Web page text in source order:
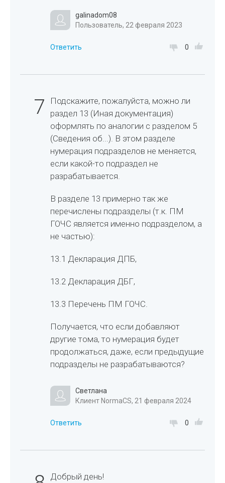
galinadom08
Пользователь, 22 февраля 2023
Ответить 0
7
Подскажите, пожалуйста, можно ли
раздел 13 (Иная документация)
оформлять по аналогии с разделом 5
(Сведения об...). В этом разделе
нумерация подразделов не меняется,
если какой-то подраздел не
разрабатывается.
В разделе 13 примерно так же
перечислены подразделы (т.к. ПМ
ГОЧС является именно подразделом, а
не частью):
13.1 Декларация ДПБ,
13.2 Декларация ДБГ,
13.3 Перечень ПМ ГОЧС.
Получается, что если добавляют
другие тома, то нумерация будет
продолжаться, даже, если предыдущие
подразделы не разрабатываются?
Светлана
Клиент NormaCS, 21 февраля 2024
Ответить 0
Добрый день!